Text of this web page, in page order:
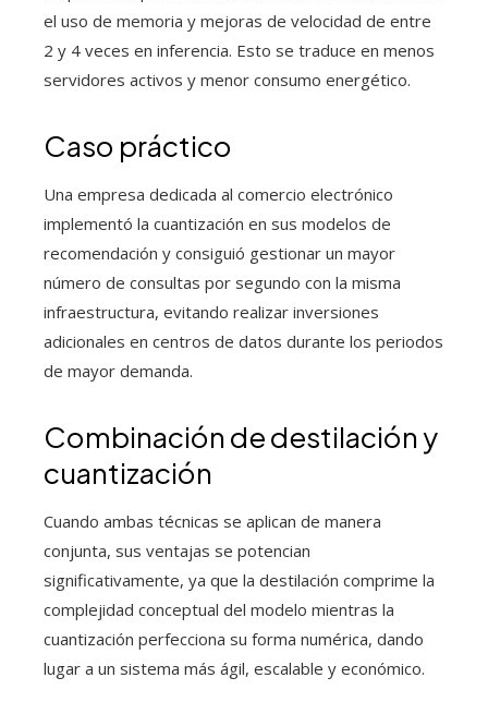
el uso de memoria y mejoras de velocidad de entre
2 y 4 veces en inferencia. Esto se traduce en menos
servidores activos y menor consumo energético.
Caso práctico
Una empresa dedicada al comercio electrónico
implementó la cuantización en sus modelos de
recomendación y consiguió gestionar un mayor
número de consultas por segundo con la misma
infraestructura, evitando realizar inversiones
adicionales en centros de datos durante los periodos
de mayor demanda.
Combinación de destilación y
cuantización
Cuando ambas técnicas se aplican de manera
conjunta, sus ventajas se potencian
significativamente, ya que la destilación comprime la
complejidad conceptual del modelo mientras la
cuantización perfecciona su forma numérica, dando
lugar a un sistema más ágil, escalable y económico.